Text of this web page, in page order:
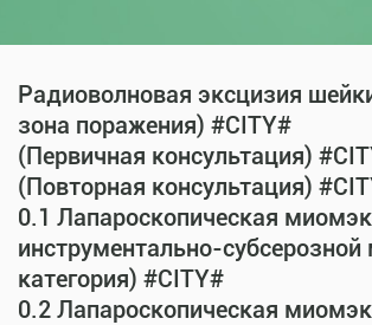
Радиоволновая эксцизия
зона поражения) #CITY#
(Первичная консультация)
(Повторная консультация)
0.1 Лапароскопическая
инструментально-
категория) #CITY#
0.2 Лапароскопическая